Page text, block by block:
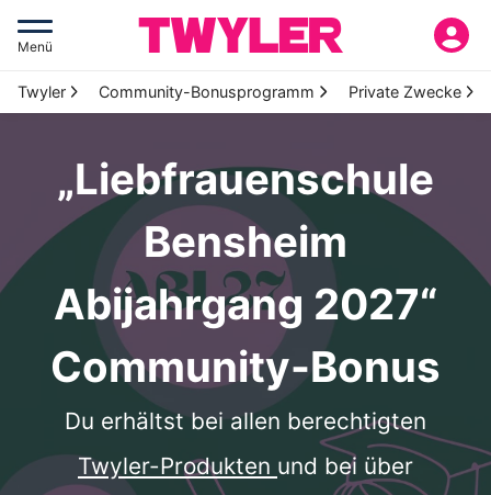
Menü
Twyler Community-Bonusprogramm Private Zwecke
„Liebfrauenschule
Bensheim
Abijahrgang 2027“
Community-Bonus
Du erhältst bei allen berechtigten
Twyler-Produkten und bei über